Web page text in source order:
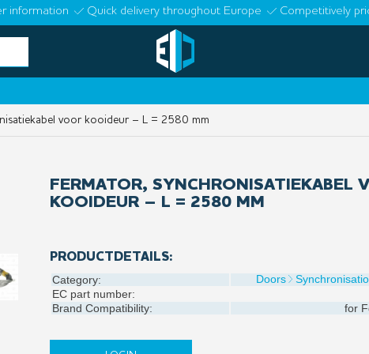
information Quick delivery throughout Europe Competitively
voor kooideur – L = 2580 mm
FERMATOR, SYNCHRONISATIEKABEL
KOOIDEUR – L = 2580 MM
PRODUCTDETAILS:
Category: Doors
EC part number:
Brand Compatibility:
for